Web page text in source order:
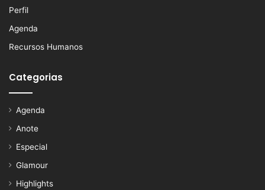
Perfil
Agenda
Recursos Humanos
Categorias
Agenda
Anote
Especial
Glamour
Highlights